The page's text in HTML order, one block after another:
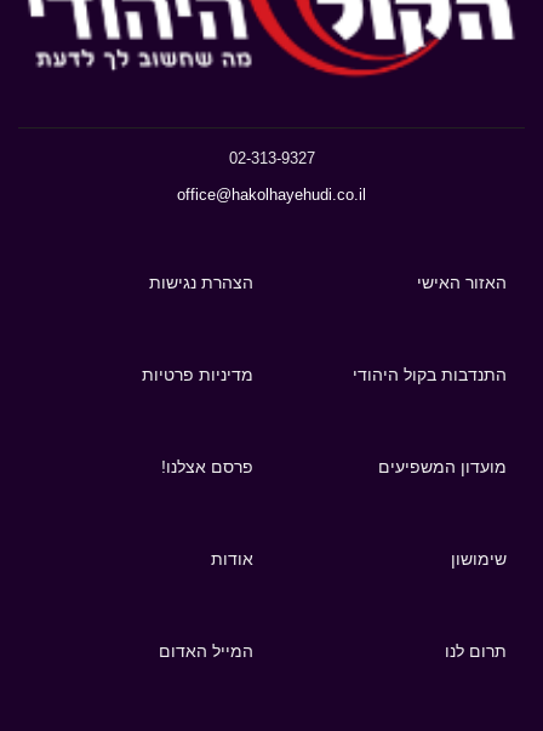
02-313-9327
office@hakolhayehudi.co.il
האזור האישי הצהרת נגישות
התנדבות בקול היהודי מדיניות פרטיות
מועדון המשפיעים פרסם אצלנו!
שימושון אודות
תרום לנו המייל האדום